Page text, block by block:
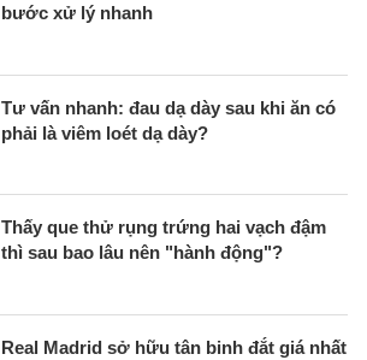
bước xử lý nhanh
Tư vấn nhanh: đau dạ dày sau khi ăn có
phải là viêm loét dạ dày?
Thấy que thử rụng trứng hai vạch đậm
thì sau bao lâu nên "hành động"?
Real Madrid sở hữu tân binh đắt giá nhất